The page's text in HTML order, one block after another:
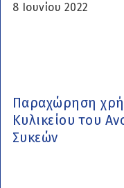
8 Ιουνίου 2022
Παραχώρηση
Κυλικείου του
Συκεών